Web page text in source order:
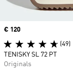
Price
€ 120
(49)
TENISKY SL 72 PT
Originals